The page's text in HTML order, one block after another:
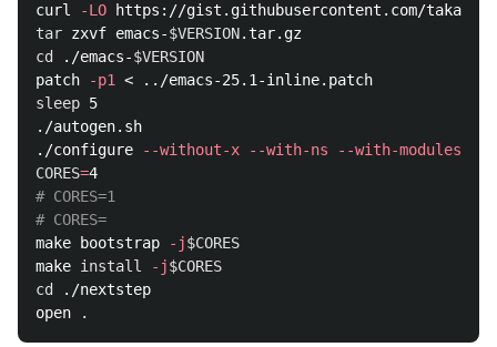
curl
-LO
tar zxvf emacs-$VERSION
cd
./emacs-$VERSION
patch
-p1
sleep 5
./autogen.sh
./configure
--without-x --with-ns
--with-modules
CORES=
# CORES=1
# CORES=
make bootstrap
-j$CORES
make install -j$CORES
cd
./nextstep
open
.